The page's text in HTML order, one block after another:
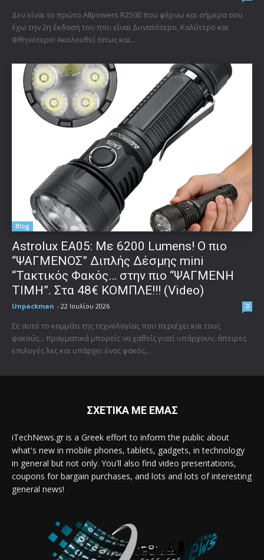
Δεν είναι το πρώτο Allpowers R2500 που φέρνω και σήμερα σου
έχω την 2η έκδοση του που είναι Δυνατότερο, Καλύτερο και
Φθηνότερο! Ακολουθεί όπως και...
Blog
Astrolux ΕΑ05: Με 6200 Lumens! Ο πιο
“ΨΑΓΜΕΝΟΣ” Διπλής Δέσμης mini
“Τακτικός Φακός… στην πιο “ΨΑΓΜΕΝΗ
ΤΙΜΗ”. Στα 48€ ΚΟΜΠΛΕ!!! (Video)
Unpackman - 22 Ιουλίου 2026 0
Σε αυτό το κομμάτι της τεχνολογίας που περιέχει και τους
φακούς... πραγματικά μπορείς να χαθείς γιατί υπάρχουν, άπειρες
επιλογές λες και υπάρχει ένας φακός...
ΣΧΕΤΙΚΑ ΜΕ ΕΜΑΣ
iTechNews.gr is a Greek effort to inform the public about
what's new in mobile phones, tablets, gadgets, in technology
in general but not only. You'll also find video presentations,
coupons for bargain purchases, and lots and lots of interesting
general news!